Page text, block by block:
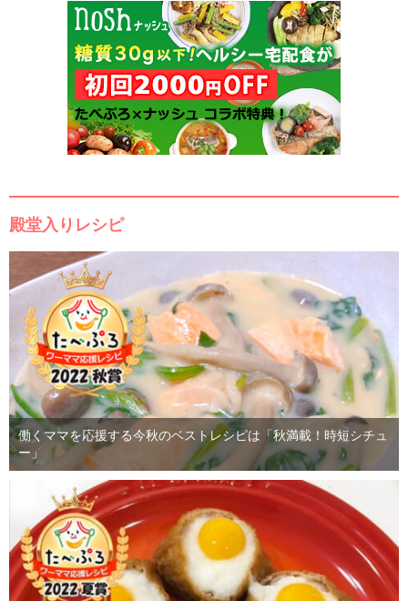
殿堂入りレシピ
働くママを応援する今秋のベストレシピは「秋満載！時短シチュ
ー」